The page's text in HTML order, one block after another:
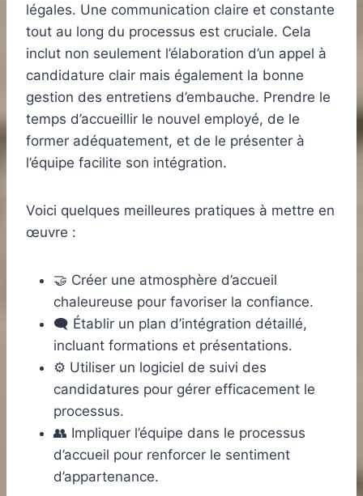
légales. Une communication claire et constante
tout au long du processus est cruciale. Cela
inclut non seulement l’élaboration d’un appel à
candidature clair mais également la bonne
gestion des entretiens d’embauche. Prendre le
temps d’accueillir le nouvel employé, de le
former adéquatement, et de le présenter à
l’équipe facilite son intégration.
Voici quelques meilleures pratiques à mettre en
œuvre :
🤝 Créer une atmosphère d’accueil
chaleureuse pour favoriser la confiance.
🗨️ Établir un plan d’intégration détaillé,
incluant formations et présentations.
⚙️ Utiliser un logiciel de suivi des
candidatures pour gérer efficacement le
processus.
👥 Impliquer l’équipe dans le processus
d’accueil pour renforcer le sentiment
d’appartenance.